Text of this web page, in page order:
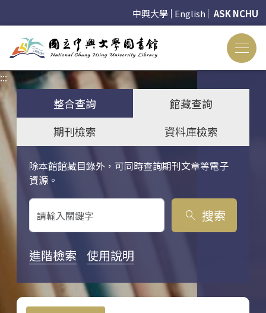
中興大學 English ASK NCHU
:::
整合查詢
館藏查詢
期刊檢索
資料庫檢索
除本館館藏目錄外，可同時查詢期刊文章等電子
資源。
關鍵字搜尋
search 搜索
進階檢索 使用說明